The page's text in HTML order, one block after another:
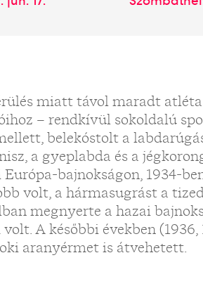
miatt távol maradt
– rendkívül sokoldalú
belekóstolt a
a gyeplabda és a
bajnokságon, 1934-
volt, a hármasugrást a
megnyerte a hazai
A későbbi években (1936,
aranyérmet is átvehetett.